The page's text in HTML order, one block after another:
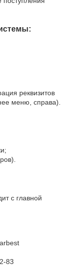
реквизитов
меню, справа).
с главной
83